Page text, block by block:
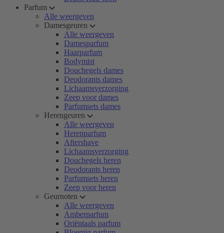
Parfum
Alle weergeven
Damesgeuren
Alle weergeven
Damesparfum
Haarparfum
Bodymist
Douchegels dames
Deodorants dames
Lichaamsverzorging
Zeep voor dames
Parfumsets dames
Herengeuren
Alle weergeven
Herenparfum
Aftershave
Lichaamsverzorging
Douchegels heren
Deodorants heren
Parfumsets heren
Zeep voor heren
Geurnoten
Alle weergeven
Amberparfum
Oriëntaals parfum